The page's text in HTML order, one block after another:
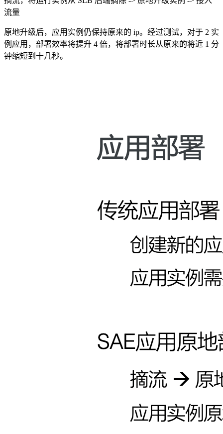
流量
原地升级后，应用实例仍保持原来的 ip。经过测试，对于 2 实
例应用，部署效率将提升 4 倍，将部署时长从原来的将近 1 分
钟缩短到十几秒。